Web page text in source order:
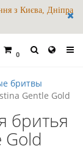
з Києва, Дніпра
0
бритвы
Gentle Gold
бритья
Gold